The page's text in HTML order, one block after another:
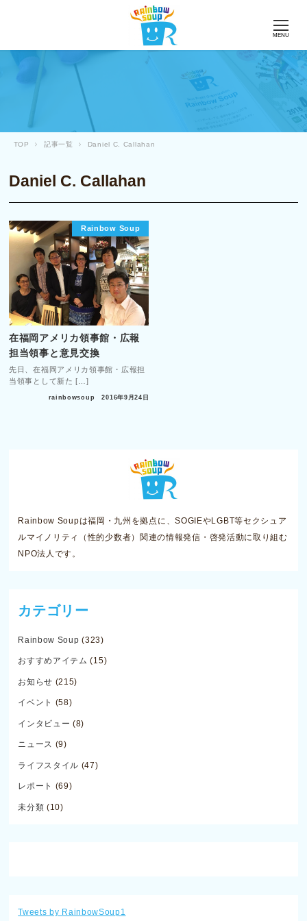
MENU
TOP 記事一覧 Daniel C. Callahan
Daniel C. Callahan
Rainbow Soup
在福岡アメリカ領事館・広報
担当領事と意見交換
先日、在福岡アメリカ領事館・広報担
当領事として新た […]
rainbowsoup 2016年9月24日
Rainbow Soupは福岡・九州を拠点に、SOGIEやLGBT等セクシュア
ルマイノリティ（性的少数者）関連の情報発信・啓発活動に取り組む
NPO法人です。
カテゴリー
Rainbow Soup (323)
おすすめアイテム (15)
お知らせ (215)
イベント (58)
インタビュー (8)
ニュース (9)
ライフスタイル (47)
レポート (69)
未分類 (10)
Tweets by RainbowSoup1